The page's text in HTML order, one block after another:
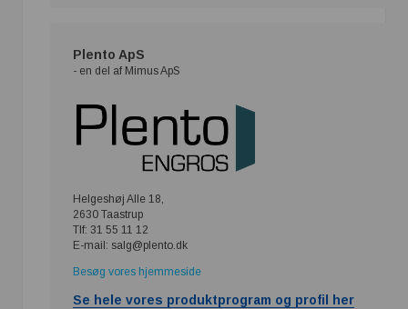
Plento ApS
- en del af Mimus ApS
Helgeshøj Alle 18,
2630 Taastrup
Tlf: 31 55 11 12
E-mail: salg@plento.dk
Besøg vores hjemmeside
Se hele vores produktprogram og profil her